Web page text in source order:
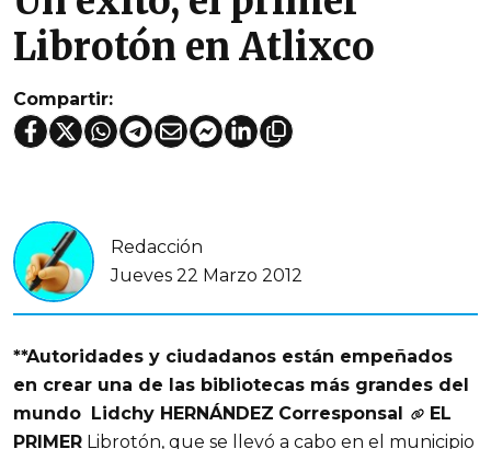
Librotón en Atlixco
Compartir:
Redacción
Jueves 22 Marzo 2012
**Autoridades y ciudadanos están empeñados
en crear una de las bibliotecas más grandes del
mundo Lidchy HERNÁNDEZ Corresponsal
EL
PRIMER Librotón, que se llevó a cabo en el municipio